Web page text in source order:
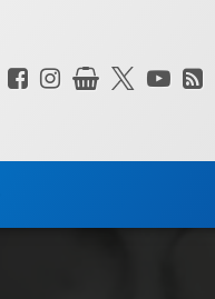
화 :
페이스북
인스타그램
상점 X.com